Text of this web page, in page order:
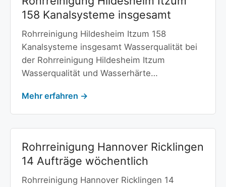
158 Kanalsysteme insgesamt
Rohrreinigung Hildesheim Itzum 158
Kanalsysteme insgesamt Wasserqualität bei
der Rohrreinigung Hildesheim Itzum
Wasserqualität und Wasserhärte…
Mehr erfahren →
Rohrreinigung Hannover Ricklingen
14 Aufträge wöchentlich
Rohrreinigung Hannover Ricklingen 14